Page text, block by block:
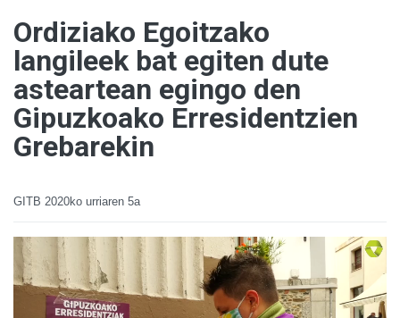
Ordiziako Egoitzako
langileek bat egiten dute
asteartean egingo den
Gipuzkoako Erresidentzien
Grebarekin
GITB 2020ko urriaren 5a